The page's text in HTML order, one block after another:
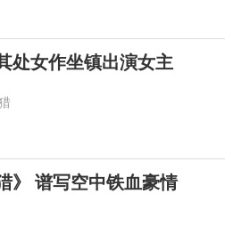
处女作坐镇出演女主
》 谱写空中铁血豪情